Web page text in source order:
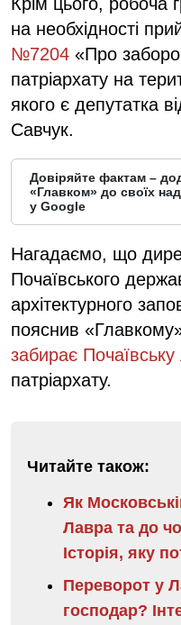
на необхідності
№7204 «Про
патріархату на
якого є депутатка
Савчук.
Довіряйте фактам –
«Главком» до своїх
у Google
Нагадаємо, що
Почаївського
архітектурного
пояснив
забирає
патріархату.
Читайте також:
Як
Лавра та до
Історія, яку
Переворот у
господар?